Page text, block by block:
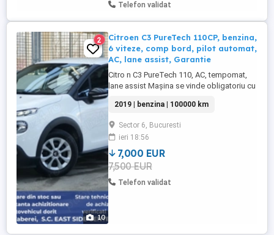
Telefon validat
10
2
Citroen C3 PureTech 110CP, benzina,
6 viteze, comp bord, pilot automat,
AC, lane assist, Garantie
Citro n C3 PureTech 110, AC, tempomat,
lane assist Mașina se vinde obligatoriu cu
compresor, direcție, calculatoare, sistem
electric, frânare, ESP, ABS și multe alte
subansamble. DESCRIERE si DOTARI:
*Echipare Feel Bussines, scaune fata,
bara fata spate ...
2019 | benzina | 100000 km
Sector 6, Bucuresti
ieri 18:56
7,000 EUR
7,500 EUR
Telefon validat